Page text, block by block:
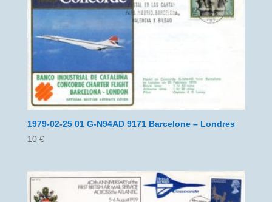
1979-02-25 01 G-N94AD 9171 Barcelone – Londres
10 €